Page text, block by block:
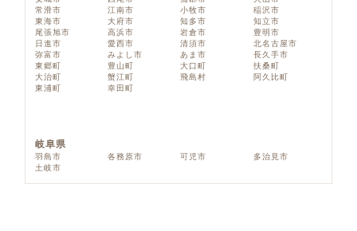
常滑市
江南市 小牧市
稲沢市
東海市
大府市 知多市
知立市
尾張旭市
高浜市 岩倉市
豊明市
日進市
愛西市 清須市
北名古屋市
弥富市
みよし市 あま市
長久手市
東郷町
豊山町 大口町
扶桑町
大治町
蟹江町 飛島村
阿久比町
東浦町
幸田町
岐阜県
羽島市 各務原市 可児市
多治見市
土岐市